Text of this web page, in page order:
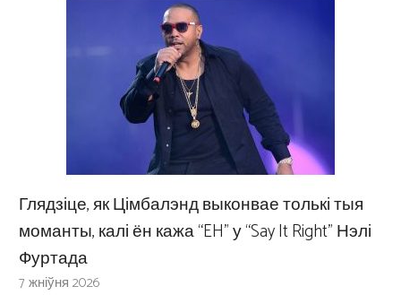
Глядзіце, як Цімбалэнд выконвае толькі тыя
моманты, калі ён кажа “EH” у “Say It Right” Нэлі
Фуртада
7 жніўня 2026